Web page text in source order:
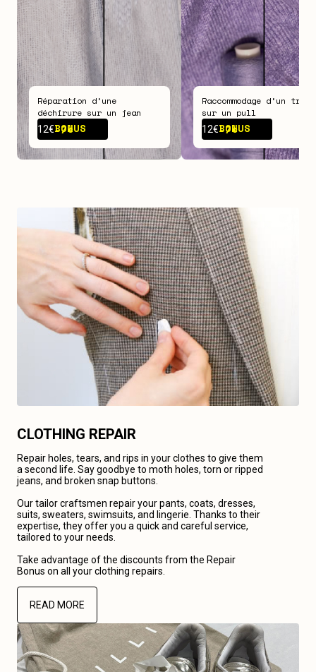
Réparation d‘une
déchirure sur un jean
12€BONUS -7€
Raccommodage d‘un trou
sur un pull
12€BONUS -7€
CLOTHING REPAIR
Repair holes, tears, and rips in your clothes to give them
a second life. Say goodbye to moth holes, torn or ripped
jeans, and broken snap buttons.
Our tailor craftsmen repair your pants, coats, dresses,
suits, sweaters, swimsuits, and lingerie. Thanks to their
expertise, they offer you a quick and careful service,
tailored to your needs.
Take advantage of the discounts from the Repair
Bonus on all your clothing repairs.
READ MORE